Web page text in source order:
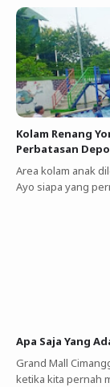
Kolam Renang
Perbatasan
Area kolam anak
Ayo siapa yang
Apa Saja Yang
Grand Mall
ketika kita pernah